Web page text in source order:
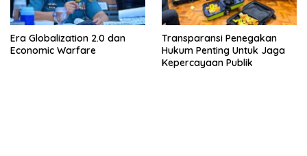
Era Globalization 2.0 dan
Economic Warfare
Transparansi Penegakan
Hukum Penting Untuk Jaga
Kepercayaan Publik